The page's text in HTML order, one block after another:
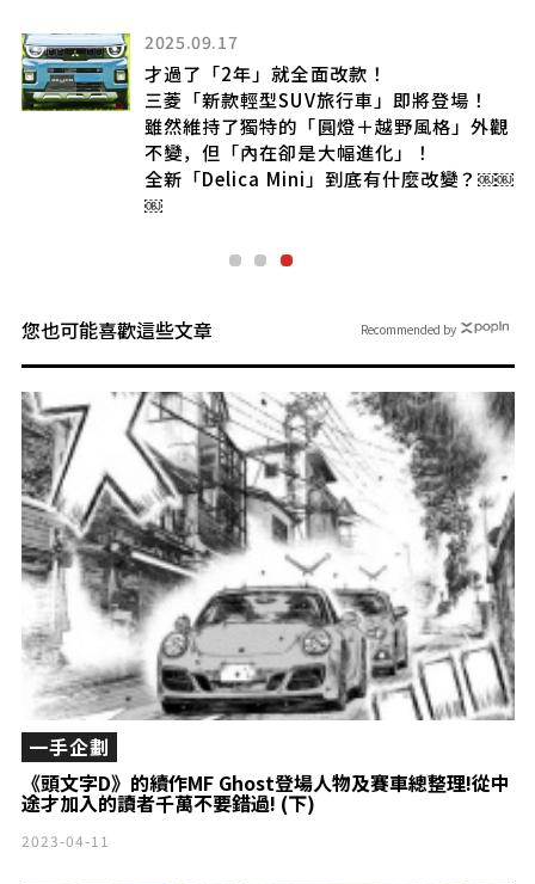
2025.09.17
才過了「2年」就全面改款！
三菱「新款輕型SUV旅行車」即將登場！
雖然維持了獨特的「圓燈＋越野風格」外觀
不變，但「內在卻是大幅進化」！
全新「Delica Mini」到底有什麼改變？￼￼
￼
您也可能喜歡這些文章
《頭文字D》的續作MF Ghost登場人物及賽車總整理!從中
途才加入的讀者千萬不要錯過! (下)
一手企劃
2023-04-11
Recommended by